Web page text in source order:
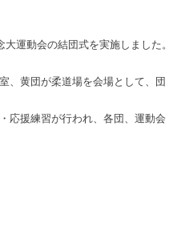
運動会の結団式を実施しました。
、黄団が柔道場を会場として、団
応援練習が行われ、各団、運動会